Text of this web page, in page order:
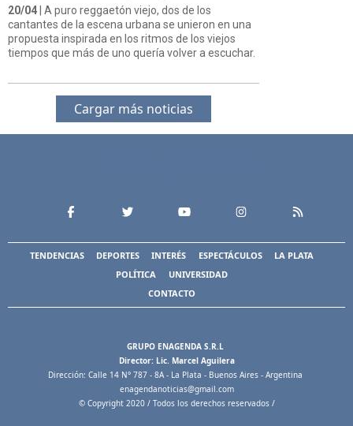
20/04 | A puro reggaetón viejo, dos de los
cantantes de la escena urbana se unieron en una
propuesta inspirada en los ritmos de los viejos
tiempos que más de uno quería volver a escuchar.
Cargar más noticias
TENDENCIAS DEPORTES INTERÉS ESPECTÁCULOS
LA PLATA
POLÍTICA
UNIVERSIDAD
CONTACTO
GRUPO ENAGENDA S.R.L
Director: Lic. Marcel Aguilera
Dirección: Calle 14 N° 787 - 8A - La Plata - Buenos Aires - Argentina
enagendanoticias@gmail.com
© Copyright 2020 / Todos los derechos reservados /